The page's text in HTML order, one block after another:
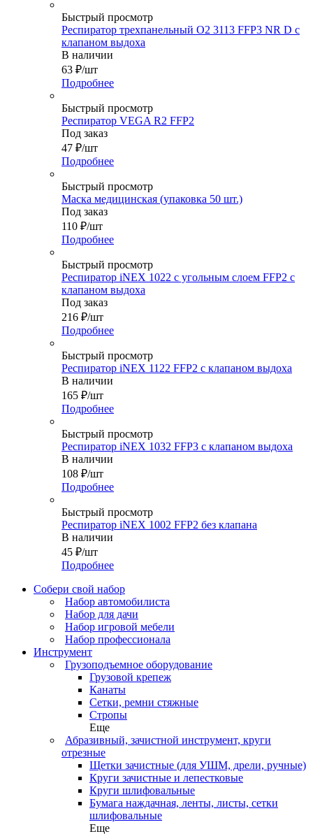
Быстрый просмотр
Респиратор трехпанельный О2 3113 FFP3 NR D с
клапаном выдоха
В наличии
63 ₽/шт
Подробнее
Быстрый просмотр
Респиратор VEGA R2 FFP2
Под заказ
47 ₽/шт
Подробнее
Быстрый просмотр
Маска медицинская (упаковка 50 шт.)
Под заказ
110 ₽/шт
Подробнее
Быстрый просмотр
Респиратор iNEX 1022 с угольным слоем FFP2 с
клапаном выдоха
Под заказ
216 ₽/шт
Подробнее
Быстрый просмотр
Респиратор iNEX 1122 FFP2 с клапаном выдоха
В наличии
165 ₽/шт
Подробнее
Быстрый просмотр
Респиратор iNEХ 1032 FFP3 с клапаном выдоха
В наличии
108 ₽/шт
Подробнее
Быстрый просмотр
Респиратор iNEХ 1002 FFP2 без клапана
В наличии
45 ₽/шт
Подробнее
Собери свой набор
Набор автомобилиста
Набор для дачи
Набор игровой мебели
Набор профессионала
Инструмент
Грузоподъемное оборудование
Грузовой крепеж
Канаты
Сетки, ремни стяжные
Стропы
Еще
Абразивный, зачистной инструмент, круги
отрезные
Щетки зачистные (для УШМ, дрели, ручные)
Круги зачистные и лепестковые
Круги шлифовальные
Бумага наждачная, ленты, листы, сетки
шлифовальные
Еще